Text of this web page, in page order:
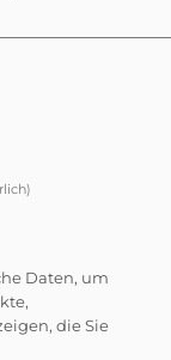
0%
Daten, um
die Sie